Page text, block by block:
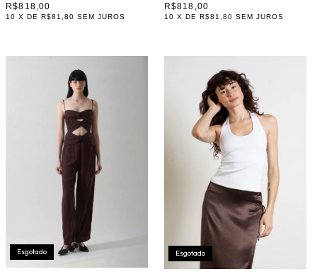
R$818,00
10 X DER$81,80 SEM JUROS
R$818,00
10 X DE R$81,80 SEM JUROS
Esgotado Esgotado